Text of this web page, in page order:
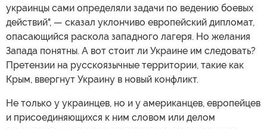
украинцы сами определяли задачи по ведению боевых
действий", — сказал уклончиво европейский дипломат,
опасающийся раскола западного лагеря. Но желания
Запада понятны. А вот стоит ли Украине им следовать?
Претензии на русскоязычные территории, такие как
Крым, ввергнут Украину в новый конфликт.
Не только у украинцев, но и у американцев, европейцев
и присоединяющихся к ним словом или делом